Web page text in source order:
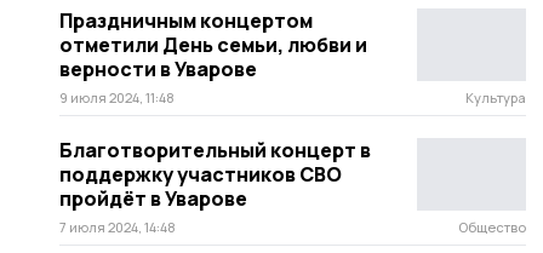
Праздничным концертом
отметили День семьи, любви и
верности в Уварове
9 июля 2024, 11:48 Культура
Благотворительный концерт в
поддержку участников СВО
пройдёт в Уварове
7 июля 2024, 14:48 Общество